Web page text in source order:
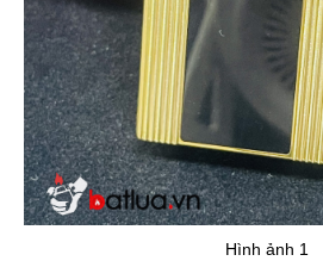
Hình ảnh 1